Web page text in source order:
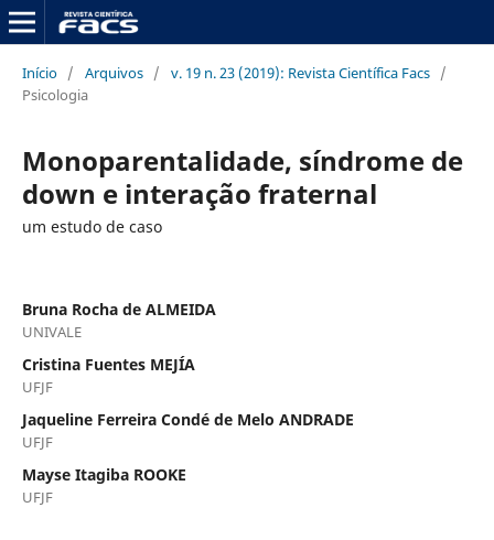
Início / Arquivos / v. 19 n. 23 (2019): Revista Científica Facs /
Psicologia
Monoparentalidade, síndrome de
down e interação fraternal
um estudo de caso
Bruna Rocha de ALMEIDA
UNIVALE
Cristina Fuentes MEJÍA
UFJF
Jaqueline Ferreira Condé de Melo ANDRADE
UFJF
Mayse Itagiba ROOKE
UFJF